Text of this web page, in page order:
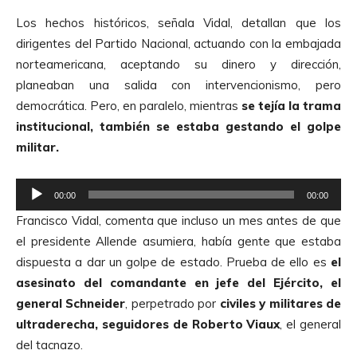
e
A
u
d
i
o
Los hechos históricos, señala Vidal, detallan que los
dirigentes del Partido Nacional, actuando con la embajada
norteamericana, aceptando su dinero y dirección,
planeaban una salida con intervencionismo, pero
democrática . Pero, en paralelo, mientras se tejía la trama
institucional, también se estaba gestando el golpe
militar.
e
p
r
o
d
u
c
t
00:00 00:00
Francisco Vidal, comenta que incluso un mes antes de que
el presidente Allende asumiera, había gente que estaba
dispuesta a dar un golpe de estado. Prueba de ello es el
asesinato del comandante en jefe del Ejército, el
general Schneider , perpetrado por civiles y militares de
ultraderecha, seguidores de Roberto Viaux, el general
del tacnazo.